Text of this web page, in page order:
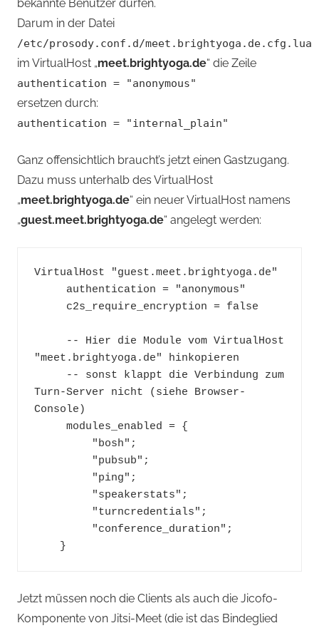
bekannte Benutzer dürfen.
Darum in der Datei
/etc/prosody.conf.d/meet.brightyoga.de.cfg.lua
im VirtualHost „meet.brightyoga.de“ die Zeile
authentication = "anonymous"
ersetzen durch:
authentication = "internal_plain"
Ganz offensichtlich braucht’s jetzt einen Gastzugang.
Dazu muss unterhalb des VirtualHost
„meet.brightyoga.de“ ein neuer VirtualHost namens
„guest.meet.brightyoga.de“ angelegt werden:
VirtualHost "guest.meet.brightyoga.de"
     authentication = "anonymous"
     c2s_require_encryption = false
"meet.brightyoga.de" hinkopieren
Turn-Server nicht (siehe Browser-
Console)
     modules_enabled = {
         "bosh";
         "pubsub";
         "ping";
         "speakerstats";
         "turncredentials";
         "conference_duration";
    }
Jetzt müssen noch die Clients als auch die Jicofo-
Komponente von Jitsi-Meet (die ist das Bindeglied